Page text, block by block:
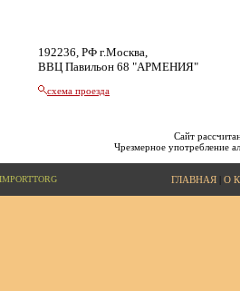
192236, РФ г.Москва,
ВВЦ Павильон 68 "АРМЕНИЯ"
схема проезда
Сайт
Чрезмерное употребление
ГЛАВНАЯ| О